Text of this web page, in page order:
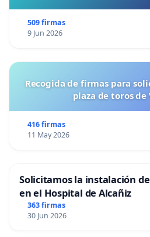
509 firmas
9 Jun 2026
Recogida de firmas para
plaza de toros de
416 firmas
11 May 2026
Solicitamos la instalación
en el Hospital de Alcañiz
363 firmas
30 Jun 2026